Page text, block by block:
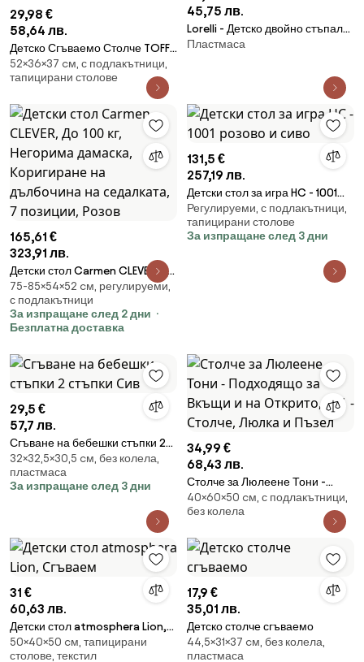
29,98 €
58,64 лв.
Детско Сгъваемо Столче TOFFY
с Подлакътници, За Дома,
Градината, Плажа
52×36×37 cм, с подлакътници,
тапицирани столове
45,75 лв.
Lorelli - Детско двойно стъпало
за баня Stars - сиво
Пластмаса
165,61 €
323,91 лв.
Детски стол Carmen CLEVER, До
100 кг, Негорима дамаска,
Коригиране на дълбочина на
седалката, 7 позиции, Розов
75-85×54×52 cм, регулируеми,
с подлакътници
За изпращане след 2 дни
Безплатна доставка
131,5 €
257,19 лв.
Детски стол за игра HC - 1001
розово и сиво
Регулируеми, с подлакътници,
тапицирани столове
За изпращане след 3 дни
29,5 €
57,7 лв.
Сгъване на бебешки стъпки 2
стъпки Сив
32×32,5×30,5 cм, без колела,
пластмаса
За изпращане след 3 дни
34,99 €
68,43 лв.
Столче за Люлеене Тони -
Подходящо за Вкъщи и на
Открито, 3в1 - Столче, Люлка и
40×60×50 cм, с подлакътници,
без колела
31 €
60,63 лв.
Детски стол atmosphera Lion,
Сгъваем
50×40×50 cм, тапицирани
столове, текстил
17,9 €
35,01 лв.
Детско столче сгъваемо
44,5×31×37 cм, без колела,
пластмаса